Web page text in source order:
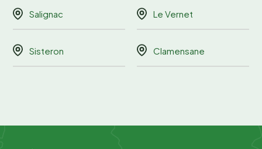
Salignac Le Vernet
Sisteron Clamensane